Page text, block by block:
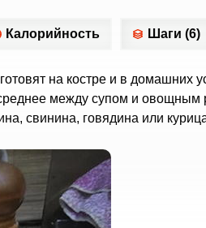
Калорийность Шаги (6)
на костре и в домашних
между супом и
свинина, говядина или